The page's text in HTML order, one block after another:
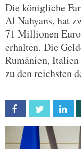
Die königliche
Al Nahyans, hat
71 Millionen
erhalten. Die
Rumänien,
zu den reichsten
Facebook Twitter